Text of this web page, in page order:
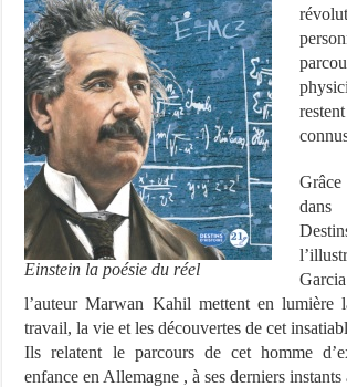
Einstein la poésie du réel
l’auteur Marwan Kahil mettent en lumière
travail, la vie et les découvertes de cet
Ils relatent le parcours de cet homme
enfance en Allemagne , à ses derniers